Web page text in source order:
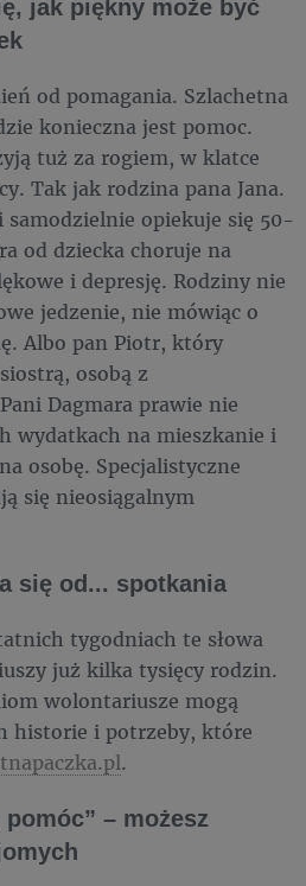
jak piękny może być
od pomagania. Szlachetna
konieczna jest pomoc.
tuż za rogiem, w klatce
Tak jak rodzina pana Jana.
samodzielnie opiekuje się 50-
od dziecka choruje na
i depresję. Rodziny nie
jedzenie, nie mówiąc o
Albo pan Piotr, który
osobą z
Dagmara prawie nie
wydatkach na mieszkanie i
osobę. Specjalistyczne
się nieosiągalnym
się od... spotkania
tygodniach te słowa
już kilka tysięcy rodzin.
wolontariusze mogą
historie i potrzeby, które
.
– możesz